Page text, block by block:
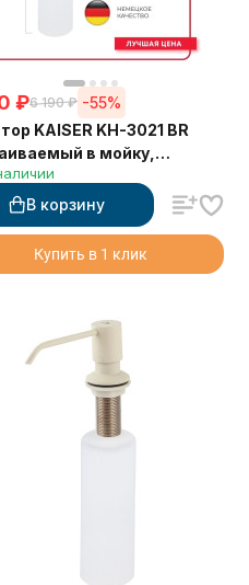
₽6 190 ₽ -55%
KAISER KH-3021 BR
в мойку,
В корзину
Купить в 1 клик